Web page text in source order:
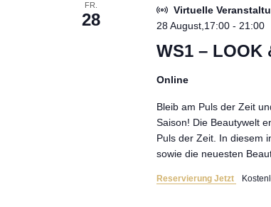
FR.
28
WS1 – LOOK
28 August,17:00- 21:00
Online
Virtuelle
Bleib am Puls der Zeit
Saison! Die Beautywelt
Puls der Zeit. In diesem
sowie die neuesten
Reservierung Jetzt